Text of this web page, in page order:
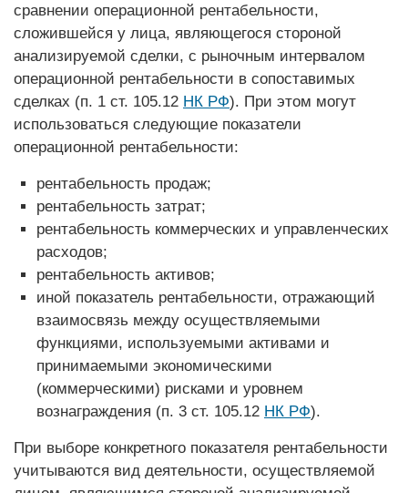
сравнении операционной рентабельности,
сложившейся у лица, являющегося стороной
анализируемой сделки, с рыночным интервалом
операционной рентабельности в сопоставимых
сделках (п. 1 ст. 105.12 НК РФ). При этом могут
использоваться следующие показатели
операционной рентабельности:
рентабельность продаж;
рентабельность затрат;
рентабельность коммерческих и управленческих
расходов;
рентабельность активов;
иной показатель рентабельности, отражающий
взаимосвязь между осуществляемыми
функциями, используемыми активами и
принимаемыми экономическими
(коммерческими) рисками и уровнем
вознаграждения (п. 3 ст. 105.12 НК РФ).
При выборе конкретного показателя рентабельности
учитываются вид дея­тельности, осуществляемой